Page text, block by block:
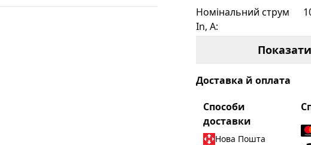
Номінальний струм
In, А:
Переріз номінальний,
d:
L?:
Доставка й оплата
Способи
доставки
Нова Пошта